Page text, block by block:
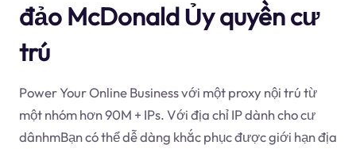
đảo McDonald Ủy quyền cư
trú
Power Your Online Business với một proxy nội trú từ
một nhóm hơn 90M + IPs. Với địa chỉ IP dành cho cư
dânhmBạn có thể dễ dàng khắc phục được giới hạn địa